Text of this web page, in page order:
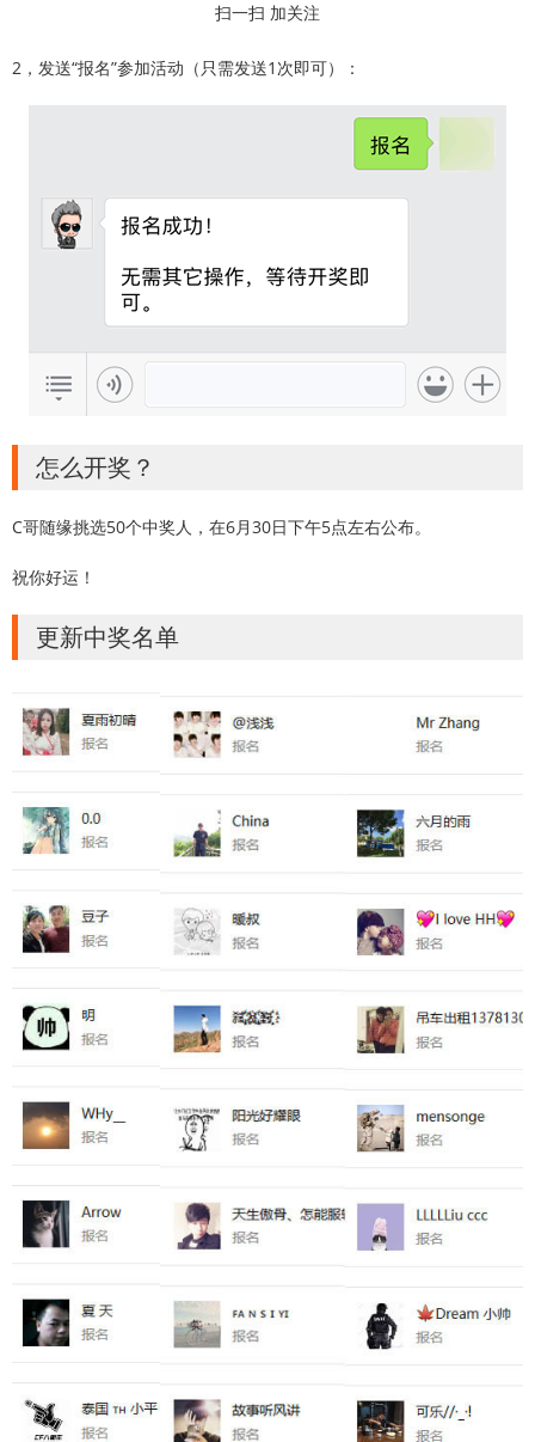
扫一扫 加关注
2，发送“报名”参加活动（只需发送1次即可）：
怎么开奖？
C哥随缘挑选50个中奖人，在6月30日下午5点左右公布。
祝你好运！
更新中奖名单